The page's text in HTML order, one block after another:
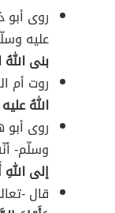
روى أبو
عليه
بنى
روت أم
اللهُ
روى أبو
وسلّم-
إلى
قال -